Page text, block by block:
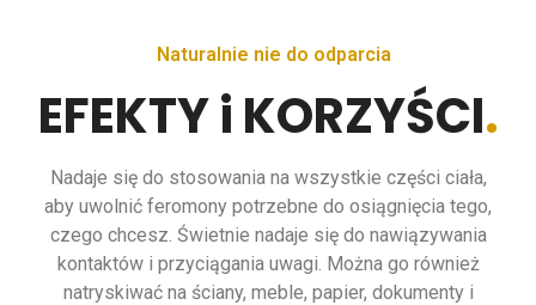
Naturalnie nie do odparcia
EFEKTY i KORZYŚCI.
Nadaje się do stosowania na wszystkie części ciała,
aby uwolnić feromony potrzebne do osiągnięcia tego,
czego chcesz. Świetnie nadaje się do nawiązywania
kontaktów i przyciągania uwagi. Można go również
natryskiwać na ściany, meble, papier, dokumenty i